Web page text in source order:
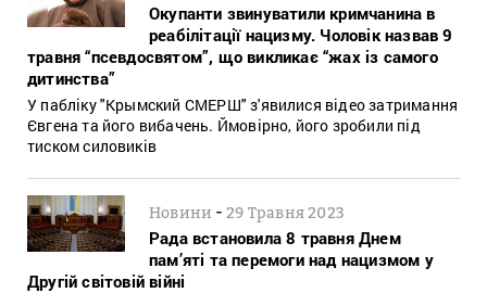
Окупанти звинуватили кримчанина в
реабілітації нацизму. Чоловік назвав 9
травня “псевдосвятом”, що викликає “жах із самого
дитинства”
У пабліку "Крымский СМЕРШ" з'явилися відео затримання
Євгена та його вибачень. Ймовірно, його зробили під
тиском силовиків
Новини -29 Травня 2023
Рада встановила 8 травня Днем
пам’яті та перемоги над нацизмом у
Другій світовій війні